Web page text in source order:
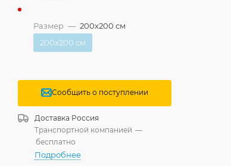
Размер — 200x200 см
200x200 см
Сообщить о поступлении
Доставка Россия
Транспортной компанией —
бесплатно
Подробнее